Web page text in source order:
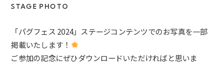
STAGE PHOTO
「パグフェス 2024」ステージコンテンツでのお写真を一部
掲載いたします！
ご参加の記念にぜひダウンロードいただければと思いま